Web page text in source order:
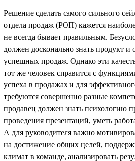
Решение сделать самого сильного
отдела продаж (РОП) кажется
не всегда бывает правильным.
должен досконально знать продукт и
успешных продаж. Однако эти
тот же человек справится с
успеха в продажах и для
требуются совершенно разные
продавец должен знать психологию
проведения презентаций, уметь
А для руководителя важно
на достижение общих целей,
климат в команде, анализировать